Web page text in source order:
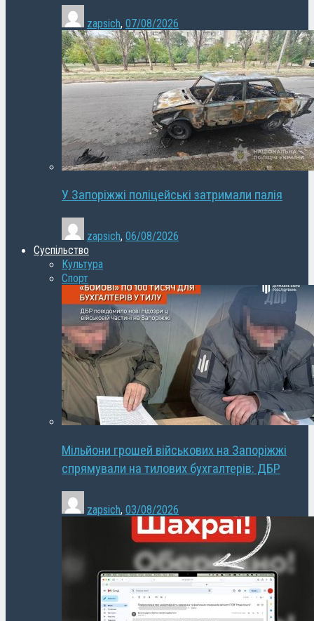
zapsich, 07/08/2026
У Запоріжжі поліцейські затримали палія
zapsich, 06/08/2026
Суспільство
Культура
Спорт
Мільйони грошей військових на Запоріжжі
спрямували на тилових бухгалтерів: ДБР
zapsich, 03/08/2026